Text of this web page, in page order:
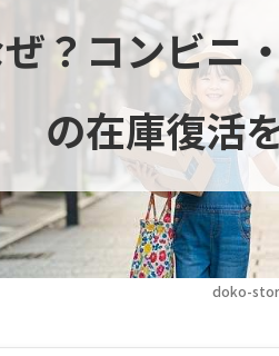
doko-
？コンビニ
の在庫復活